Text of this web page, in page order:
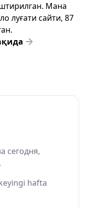
Мана
луғати сайти, 87
сегодня,
hafta